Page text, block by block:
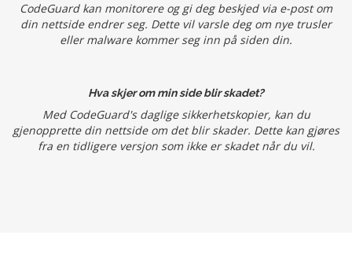
CodeGuard kan monitorere og gi deg beskjed via e-post om
din nettside endrer seg. Dette vil varsle deg om nye trusler
eller malware kommer seg inn på siden din.
Hva skjer om min side blir skadet?
Med CodeGuard's daglige sikkerhetskopier, kan du
gjenopprette din nettside om det blir skader. Dette kan gjøres
fra en tidligere versjon som ikke er skadet når du vil.